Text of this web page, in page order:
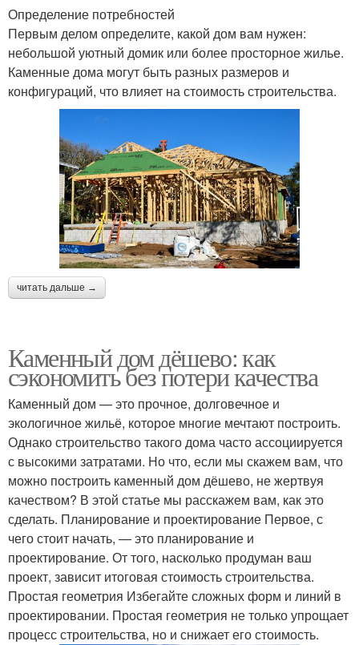
Определение потребностей
Первым делом определите, какой дом вам нужен:
небольшой уютный домик или более просторное жилье.
Каменные дома могут быть разных размеров и
конфигураций, что влияет на стоимость строительства.
читать дальше →
Каменный дом дёшево: как
сэкономить без потери качества
Каменный дом — это прочное, долговечное и
экологичное жильё, которое многие мечтают построить.
Однако строительство такого дома часто ассоциируется
с высокими затратами. Но что, если мы скажем вам, что
можно построить каменный дом дёшево, не жертвуя
качеством? В этой статье мы расскажем вам, как это
сделать. Планирование и проектирование Первое, с
чего стоит начать, — это планирование и
проектирование. От того, насколько продуман ваш
проект, зависит итоговая стоимость строительства.
Простая геометрия Избегайте сложных форм и линий в
проектировании. Простая геометрия не только упрощает
процесс строительства, но и снижает его стоимость.